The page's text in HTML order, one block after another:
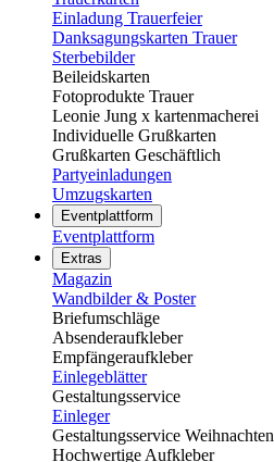
Einladung Trauerfeier
Danksagungskarten Trauer
Sterbebilder
Beileidskarten
Fotoprodukte Trauer
Leonie Jung x kartenmacherei
Individuelle Grußkarten
Grußkarten Geschäftlich
Partyeinladungen
Umzugskarten
Eventplattform
Eventplattform
Extras
Magazin
Wandbilder & Poster
Briefumschläge
Absenderaufkleber
Empfängeraufkleber
Einlegeblätter
Gestaltungsservice
Einleger
Gestaltungsservice Weihnachten
Hochwertige Aufkleber